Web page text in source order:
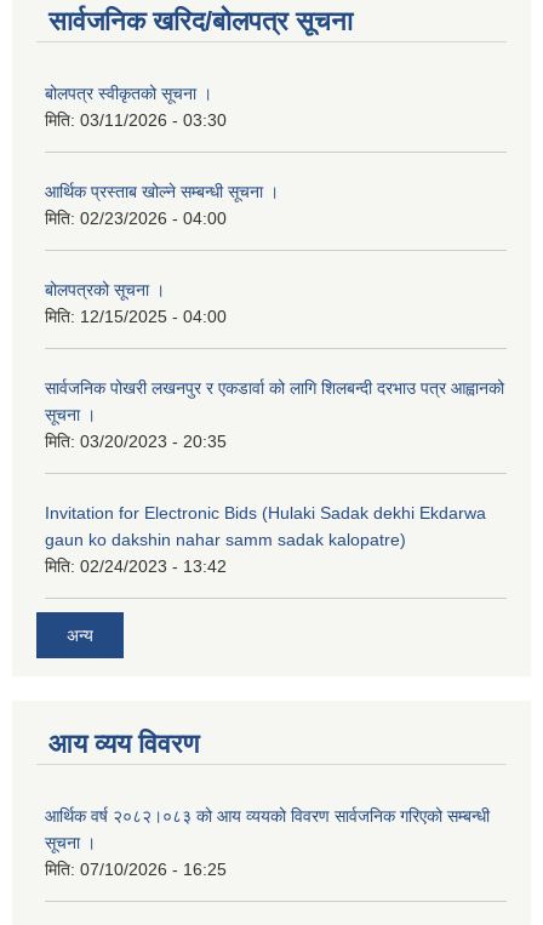
सार्वजनिक खरिद/बोलपत्र सूचना
बोलपत्र स्वीकृतको सूचना ।
मिति: 03/11/2026 - 03:30
आर्थिक प्रस्ताब खोल्ने सम्बन्धी सूचना ।
मिति: 02/23/2026 - 04:00
बोलपत्रको सूचना ।
मिति: 12/15/2025 - 04:00
सार्वजनिक पोखरी लखनपुर र एकडार्वा को लागि शिलबन्दी दरभाउ पत्र आह्वानको
सूचना ।
मिति: 03/20/2023 - 20:35
Invitation for Electronic Bids (Hulaki Sadak dekhi Ekdarwa
gaun ko dakshin nahar samm sadak kalopatre)
मिति: 02/24/2023 - 13:42
अन्य
आय व्यय विवरण
आर्थिक वर्ष २०८२।०८३ को आय व्ययको विवरण सार्वजनिक गरिएको सम्बन्धी
सूचना ।
मिति: 07/10/2026 - 16:25